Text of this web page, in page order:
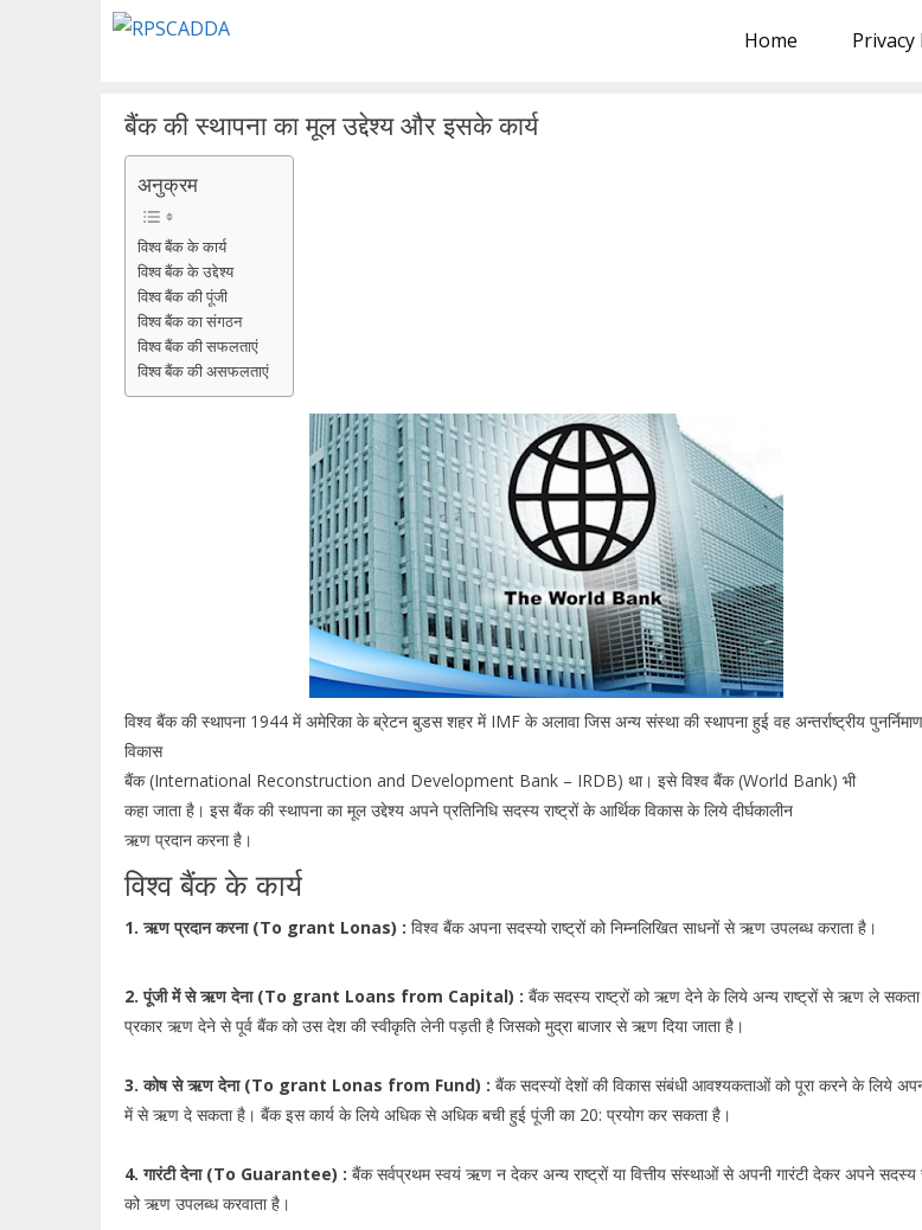
Home Privacy
बैंक की स्थापना का मूल उद्देश्य और इसके कार्य
अनुक्रम
विश्व बैंक के कार्य
विश्व बैंक के उद्देश्य
विश्व बैंक की पूंजी
विश्व बैंक का संगठन
विश्व बैंक की सफलताएं
विश्व बैंक की असफलताएं
विश्व बैंक की स्थापना 1944 में अमेरिका के ब्रेटन बुडस शहर में IMF के अलावा जिस अन्य संस्था की स्थापना हुई वह अन्तर्राष्ट्रीय
विकास
बैंक (International Reconstruction and Development Bank – IRDB) था। इसे विश्व बैंक (World Bank) भी
कहा जाता है। इस बैंक की स्थापना का मूल उद्देश्य अपने प्रतिनिधि सदस्य राष्ट्रों के आर्थिक विकास के लिये दीर्घकालीन
ऋण प्रदान करना है।
विश्व बैंक के कार्य
1. ऋण प्रदान करना (To grant Lonas) : विश्व बैंक अपना सदस्यो राष्ट्रों को निम्नलिखित साधनों से ऋण उपलब्ध कराता है।
2. पूंजी में से ऋण देना (To grant Loans from Capital) : बैंक सदस्य राष्ट्रों को ऋण देने के लिये अन्य राष्ट्रों से ऋण ले
प्रकार ऋण देने से पूर्व बैंक को उस देश की स्वीकृति लेनी पड़ती है जिसको मुद्रा बाजार से ऋण दिया जाता है।
3. कोष से ऋण देना (To grant Lonas from Fund) : बैंक सदस्यों देशों की विकास संबंधी आवश्यकताओं को पूरा करने के लिये
में से ऋण दे सकता है। बैंक इस कार्य के लिये अधिक से अधिक बची हुई पूंजी का 20: प्रयोग कर सकता है।
4. गारंटी देना (To Guarantee) : बैंक सर्वप्रथम स्वयं ऋण न देकर अन्य राष्ट्रों या वित्तीय संस्थाओं से अपनी गारंटी देकर अपने सदस्य
को ऋण उपलब्ध करवाता है।